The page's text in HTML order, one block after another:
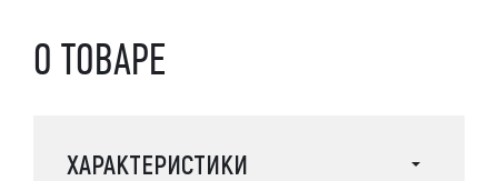
О ТОВАРЕ
ХАРАКТЕРИСТИКИ